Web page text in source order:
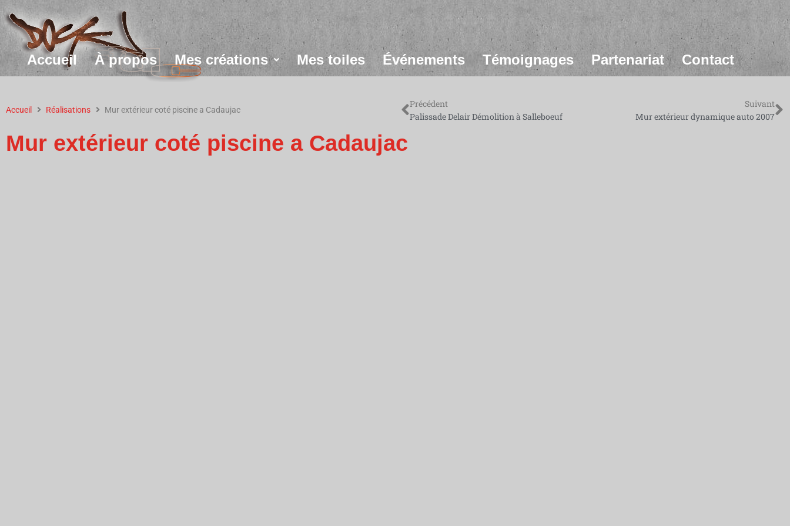
Accueil À propos Mes créations Mes toiles Événements Témoignages Partenariat Contact
Accueil Réalisations Mur extérieur coté piscine a Cadaujac
Précédent
Palissade Delair Démolition à Salleboeuf
Suivant
Mur extérieur dynamique auto 2007
Mur extérieur coté piscine a Cadaujac